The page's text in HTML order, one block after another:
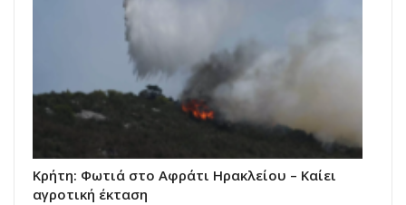
Κρήτη: Φωτιά στο Αφράτι Ηρακλείου – Καίει
αγροτική έκταση